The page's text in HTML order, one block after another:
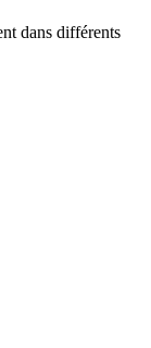
dans différents